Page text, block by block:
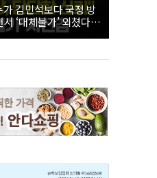
김민석보다 국정 방
‘대체불가’ 외쳤다 |
대표·최고위원 후